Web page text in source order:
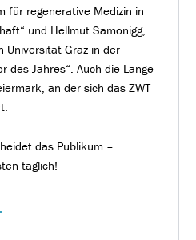
für regenerative Medizin in
und Hellmut Samonigg,
Universität Graz in der
des Jahres“. Auch die Lange
an der sich das ZWT
das Publikum –
täglich!